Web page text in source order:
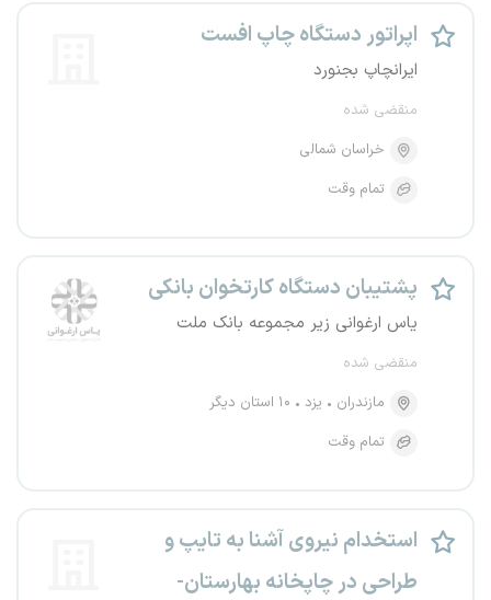
اپراتور دستگاه چاپ افست
ایرانچاپ بجنورد
منقضی شده
خراسان شمالی
تمام وقت
پشتیبان دستگاه کارتخوان بانکی
یاس ارغوانی زیر مجموعه بانک ملت
منقضی شده
مازندران
یزد
۱۰ استان دیگر
تمام وقت
استخدام نیروی آشنا به تایپ و
طراحی در چاپخانه بهارستان-